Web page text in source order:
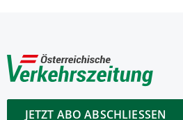
JETZT ABO ABSCHLIESSEN